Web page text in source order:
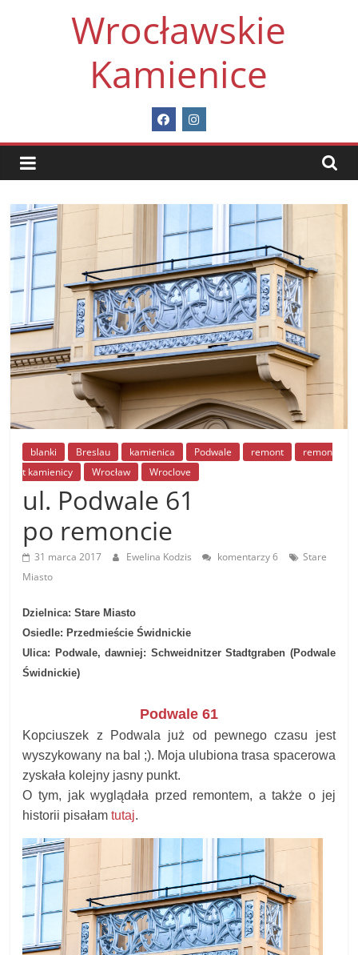
Wrocławskie
Kamienice
blanki Breslau kamienica Podwale remont
remon
t kamienicy
Wrocław Wroclove
ul. Podwale 61
po remoncie
31 marca 2017 Ewelina Kodzis komentarzy 6
Stare
Miasto
Dzielnica: Stare Miasto
Osiedle: Przedmieście Świdnickie
Ulica: Podwale, dawniej: Schweidnitzer Stadtgraben (Podwale
Świdnickie)
Podwale 61
Kopciuszek z Podwala już od pewnego czasu jest
wyszykowany na bal ;). Moja ulubiona trasa spacerowa
zyskała kolejny jasny punkt.
O tym, jak wyglądała przed remontem, a także o jej
historii pisałamtutaj.